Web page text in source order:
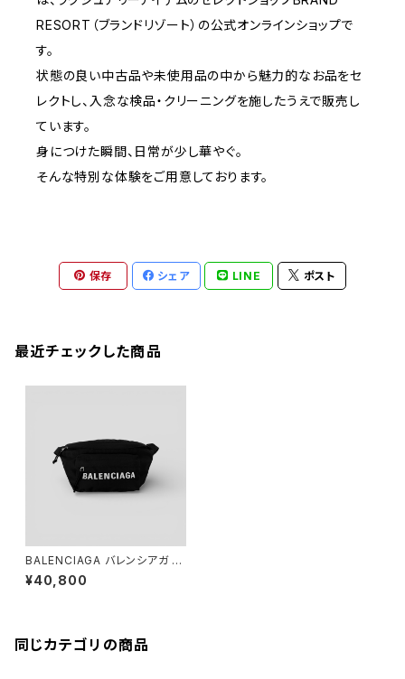
RESORT（ブランドリゾート）の公式オンラインショップで
す。
状態の良い中古品や未使用品の中から魅力的なお品をセ
レクトし、入念な検品・クリーニングを施したうえで販売し
ています。
身につけた瞬間、日常が少し華やぐ。
そんな特別な体験をご用意しております。
保存 シェア LINE ポスト
最近チェックした商品
BALENCIAGA バレンシアガ ウ
ィール ベルトバッグ ブラック ネ
イビー 533009
¥40,800
同じカテゴリの商品